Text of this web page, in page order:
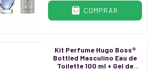
COMPRAR
Kit Perfume Hugo Boss®
Bottled Masculino Eau de
Toilette 100 ml + Gel de